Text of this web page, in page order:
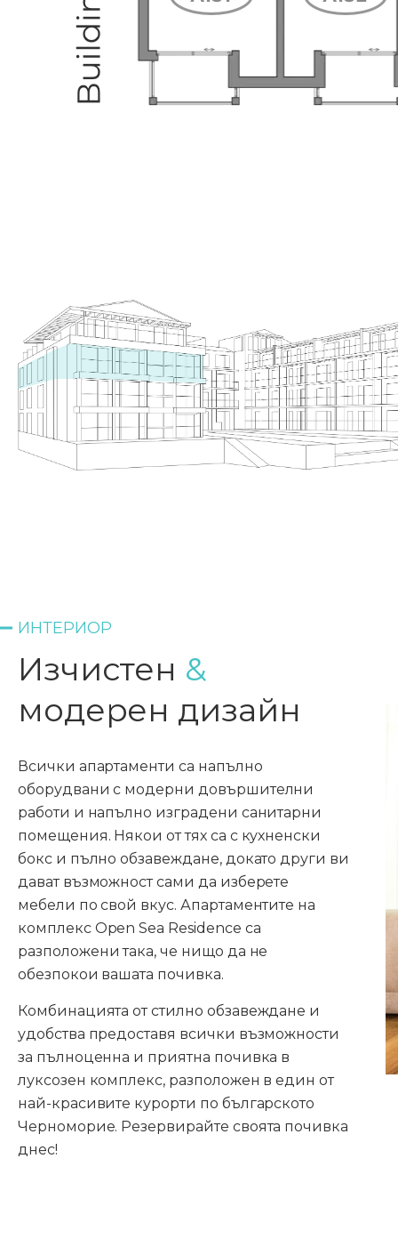
ИНТЕРИОР
Изчистен &
модерен дизайн
Всички апартаменти са напълно
оборудвани с модерни довършителни
работи и напълно изградени санитарни
помещения. Някои от тях са с кухненски
бокс и пълно обзавеждане, докато други ви
дават възможност сами да изберете
мебели по свой вкус. Апартаментите на
комплекс Open Sea Residence са
разположени така, че нищо да не
обезпокои вашата почивка.
Комбинацията от стилно обзавеждане и
удобства предоставя всички възможности
за пълноценна и приятна почивка в
луксозен комплекс, разположен в един от
най-красивите курорти по българското
Черноморие. Резервирайте своята почивка
днес!